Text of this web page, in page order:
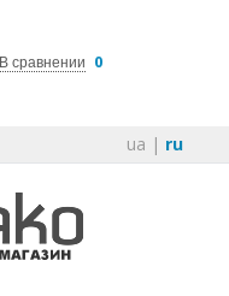
В сравнении 0
ua | ru